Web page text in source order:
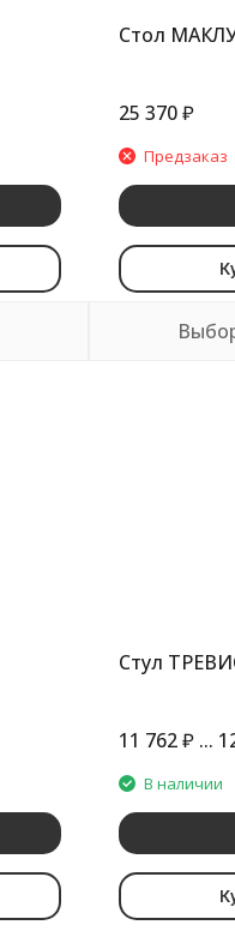
Стол
25 370₽
Предзаказ
Стул
11 762₽ ...
В наличии